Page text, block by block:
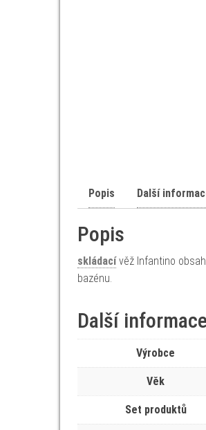
Popis Další
Popis
skládacívěž Infantino
bazénu.
Další informace
Výrobce
Věk
Set produktů